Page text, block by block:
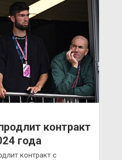
контракт
года
контракт с